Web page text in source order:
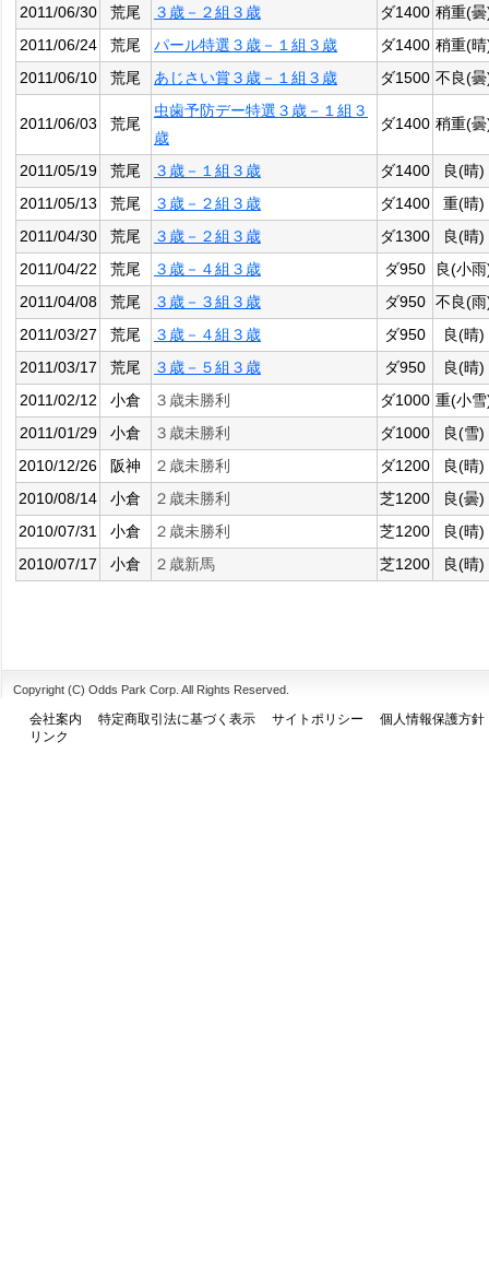
2011/06/30 荒尾 ３歳－２組３歳 ダ1400 稍重(
2011/06/24
荒尾 パール特選３歳－１組３歳 ダ1400 稍重(
2011/06/10
荒尾 あじさい賞３歳－１組３歳 ダ1500 不良(
2011/06/03 荒尾
虫歯予防デー特選３歳－１組３
歳
ダ1400 稍重(
2011/05/19 荒尾 ３歳－１組３歳 ダ1400
良(晴)
2011/05/13
荒尾 ３歳－２組３歳 ダ1400
重(晴)
2011/04/30
荒尾 ３歳－２組３歳 ダ1300
良(晴)
2011/04/22
荒尾 ３歳－４組３歳 ダ950
良(小
2011/04/08
荒尾 ３歳－３組３歳 ダ950 不良(
2011/03/27
荒尾 ３歳－４組３歳 ダ950
良(晴)
2011/03/17
荒尾 ３歳－５組３歳 ダ950
良(晴)
2011/02/12
小倉 ３歳未勝利 ダ1000 重(小
2011/01/29
小倉 ３歳未勝利 ダ1000
良(雪)
2010/12/26
阪神 ２歳未勝利 ダ1200
良(晴)
2010/08/14
小倉 ２歳未勝利 芝1200
良(曇)
2010/07/31
小倉 ２歳未勝利 芝1200
良(晴)
2010/07/17
小倉 ２歳新馬 芝1200 良(晴)
Copyright (C) Odds Park Corp. All Rights Reserved.
会社案内 特定商取引法に基づく表示 サイトポリシー
個人情報保護方針
リンク